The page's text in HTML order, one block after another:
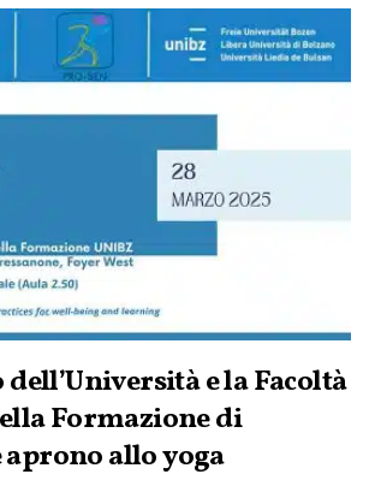
e la Facoltà
Formazione di
aprono allo yoga